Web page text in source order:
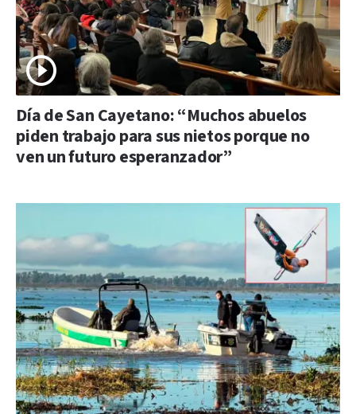
Día de San Cayetano: “Muchos abuelos
piden trabajo para sus nietos porque no
ven un futuro esperanzador”